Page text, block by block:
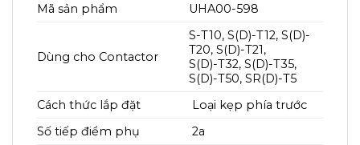
Mã sản phẩm UHA00-598
Dùng cho Contactor
S-T10, S(D)-T12, S(D)-
T20, S(D)-T21,
S(D)-T32, S(D)-T35,
S(D)-T50, SR(D)-T5
Cách thức lắp đặt
Loại kẹp phía trước
Số tiếp điểm phụ
2a